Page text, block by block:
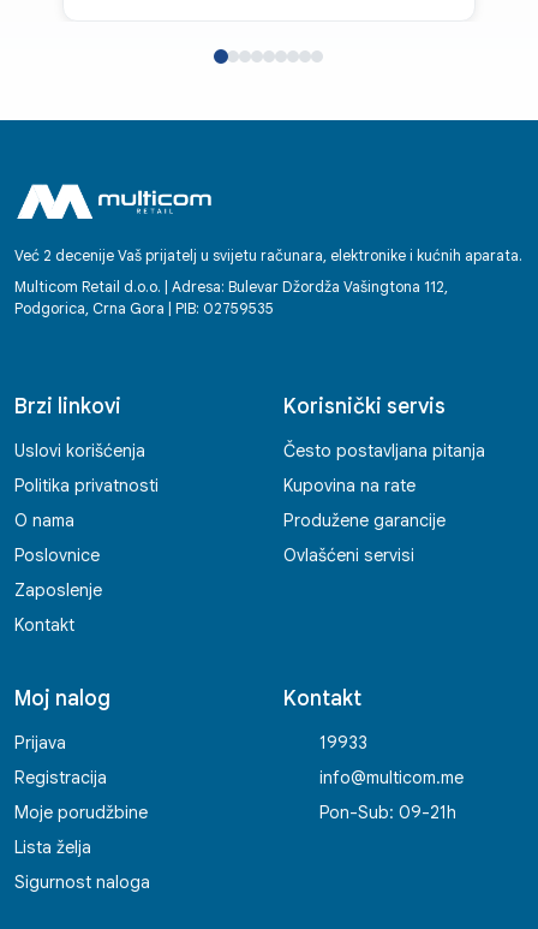
Već 2 decenije Vaš prijatelj u svijetu računara, elektronike i kućnih aparata.
Multicom Retail d.o.o. | Adresa: Bulevar Džordža Vašingtona 112,
Podgorica, Crna Gora | PIB: 02759535
Brzi linkovi
Uslovi korišćenja
Politika privatnosti
O nama
Poslovnice
Zaposlenje
Kontakt
Korisnički servis
Često postavljana pitanja
Kupovina na rate
Produžene garancije
Ovlašćeni servisi
Moj nalog
Prijava
Registracija
Moje porudžbine
Lista želja
Sigurnost naloga
Kontakt
19933
info@multicom.me
Pon-Sub: 09-21h